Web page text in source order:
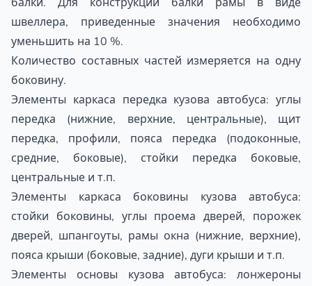
швеллера, приведенные значения необходимо
уменьшить на 10 %.
Количество составных частей измеряется на одну
боковину.
Элементы каркаса передка кузова автобуса: углы
передка (нижние, верхние, центральные), щит
передка, профили, пояса передка (подоконные,
средние, боковые), стойки передка боковые,
центральные и т.п.
Элементы каркаса боковины кузова автобуса:
стойки боковины, углы проема дверей, порожек
дверей, шпангоуты, рамы окна (нижние, верхние),
пояса крыши (боковые, задние), дуги крыши и т.п.
Элементы основы кузова автобуса: лонжероны